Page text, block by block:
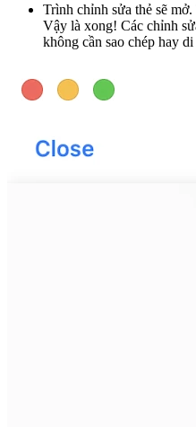
Trình chỉnh sửa thẻ sẽ
Vậy là xong! Các chỉnh
không cần sao chép hay